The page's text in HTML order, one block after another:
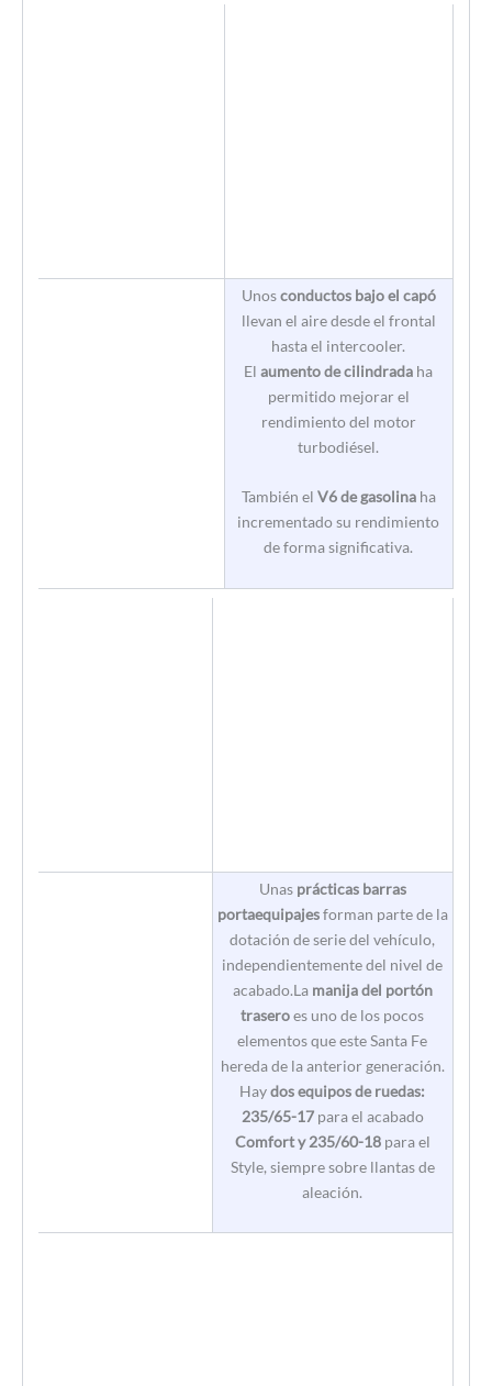
Unosconductos bajo el capó
llevan el aire desde el frontal
hasta el intercooler.
El aumento de cilindrada ha
permitido mejorar el
rendimiento del motor
turbodiésel.
También el V6 de gasolinaha
incrementado su rendimiento
de forma significativa.
Unas prácticas barras
portaequipajesforman parte de la
dotación de serie del vehículo,
independientemente del nivel de
acabado.La manija del portón
traseroes uno de los pocos
elementos que este Santa Fe
hereda de la anterior generación.
Haydos equipos de ruedas:
235/65-17para el acabado
Comfort y 235/60-18para el
Style, siempre sobre llantas de
aleación.